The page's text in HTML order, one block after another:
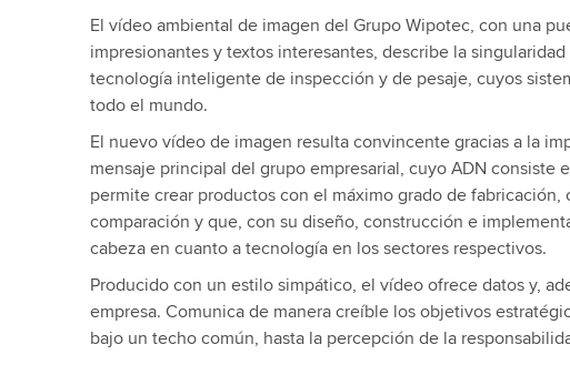
El vídeo ambiental de imagen del Grupo Wipotec, con una
impresionantes y textos interesantes, describe la
tecnología inteligente de inspección y de pesaje, cuyos
todo el mundo.
El nuevo vídeo de imagen resulta convincente gracias a la
mensaje principal del grupo empresarial, cuyo ADN consiste
permite crear productos con el máximo grado de
comparación y que, con su diseño, construcción e
cabeza en cuanto a tecnología en los sectores respectivos.
Producido con un estilo simpático, el vídeo ofrece datos y,
empresa. Comunica de manera creíble los objetivos
bajo un techo común, hasta la percepción de la